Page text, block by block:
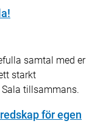
samtal med er
starkt
tillsammans.
för egen